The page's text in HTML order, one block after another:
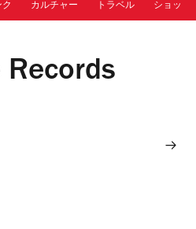
カルチャー トラベル ショッピ
| Lighthouse Records |